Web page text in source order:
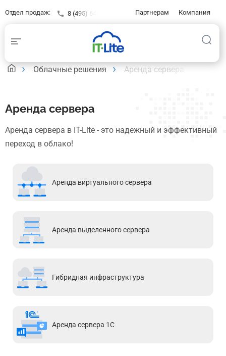
Отдел продаж: 8 (495) 646-23-16 Партнерам
Компания
Облачные решения Аренда сервера
Аренда сервера
Аренда сервера в IT-Lite - это надежный и эффективный
переход в облако!
Аренда виртуального сервера
Аренда выделенного сервера
Гибридная инфраструктура
Аренда сервера 1С